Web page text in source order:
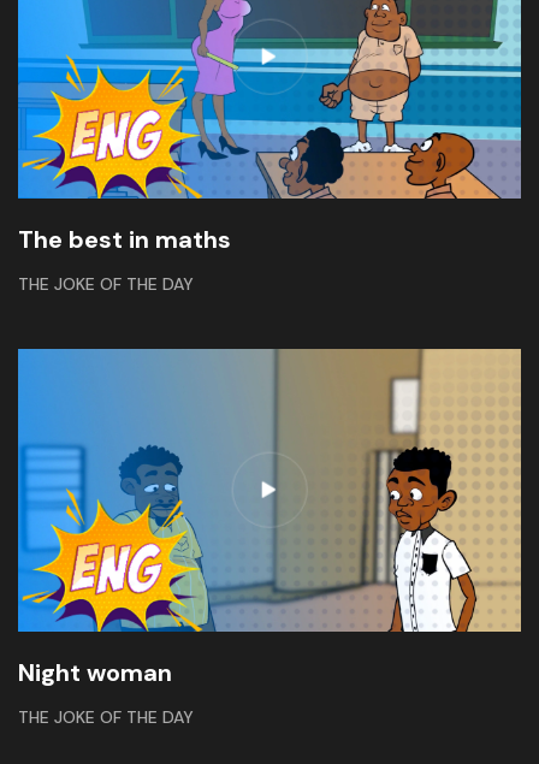
The best in maths
THE JOKE OF THE DAY
Night woman
THE JOKE OF THE DAY